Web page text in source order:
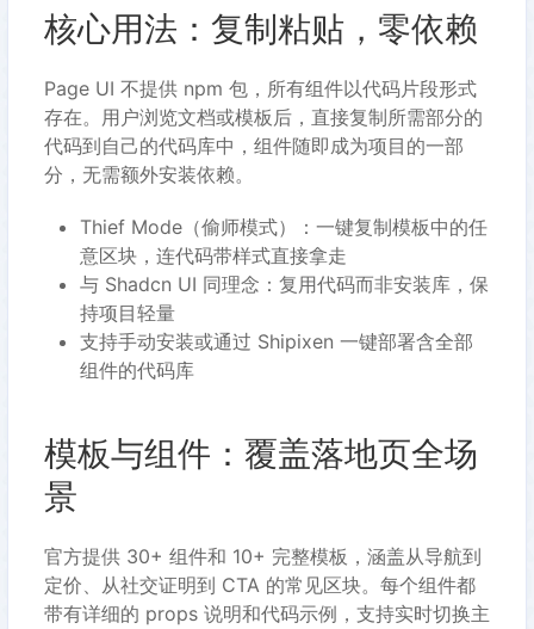
核心用法：复制粘贴，零依赖
Page UI 不提供 npm 包，所有组件以代码片段形式
存在。用户浏览文档或模板后，直接复制所需部分的
代码到自己的代码库中，组件随即成为项目的一部
分，无需额外安装依赖。
Thief Mode（偷师模式）：一键复制模板中的任
意区块，连代码带样式直接拿走
与 Shadcn UI 同理念：复用代码而非安装库，保
持项目轻量
支持手动安装或通过 Shipixen 一键部署含全部
组件的代码库
模板与组件：覆盖落地页全场
景
官方提供 30+ 组件和 10+ 完整模板，涵盖从导航到
定价、从社交证明到 CTA 的常见区块。每个组件都
带有详细的 props 说明和代码示例，支持实时切换主